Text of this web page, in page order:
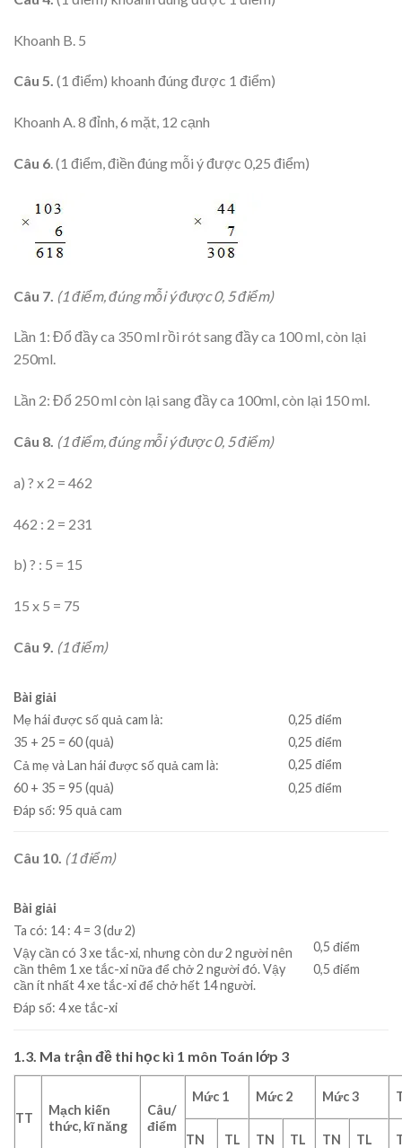
Khoanh B. 5
Câu 5. (1 điểm) khoanh đúng được 1 điểm)
Khoanh A. 8 đỉnh, 6 mặt, 12 cạnh
Câu 6. (1 điểm, điền đúng mỗi ý được 0,25 điểm)
Câu 7. (1 điểm, đúng mỗi ý được 0, 5 điểm)
Lần 1: Đổ đầy ca 350 ml rồi rót sang đầy ca 100 ml, còn lại
250ml.
Lần 2: Đổ 250 ml còn lại sang đầy ca 100ml, còn lại 150 ml.
Câu 8. (1 điểm,đúng mỗi ý được 0, 5 điểm)
a) ? x 2 = 462
462 : 2 = 231
b) ? : 5 = 15
15 x 5 = 75
Câu 9. (1 điểm)
Bài giải
Mẹ hái được số quả cam là:
35 + 25 = 60 (quả)
Cả mẹ và Lan hái được số quả cam là:
60 + 35 = 95 (quả)
Đáp số: 95 quả cam
0,25 điểm
0,25 điểm
0,25 điểm
0,25 điểm
Câu 10. (1 điểm)
Bài giải
Ta có: 14 : 4 = 3 (dư 2)
Vậy cần có 3 xe tắc-xi, nhưng còn dư 2 người nên
cần thêm 1 xe tắc-xi nữa để chở 2 người đó. Vậy
cần ít nhất 4 xe tắc-xi để chở hết 14 người.
Đáp số: 4 xe tắc-xi
0,5 điểm
0,5 điểm
1.3. Ma trận đề thi học kì 1 môn Toán lớp 3
TT
Mạch kiến
thức, kĩ năng
Câu/
điểm
Mức 1 Mức 2 Mức 3
TN TL TN TL TN TL